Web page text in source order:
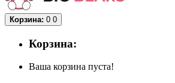
Корзина: 0 0
Корзина:
Ваша корзина пуста!